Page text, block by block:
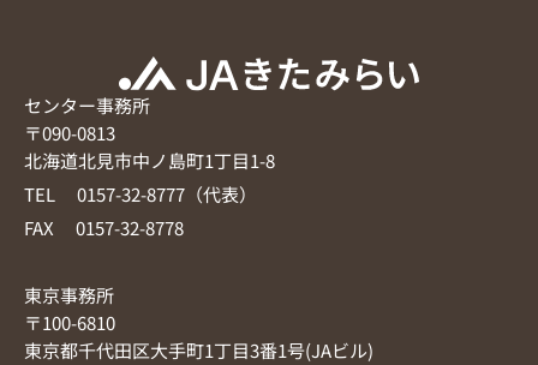
センター事務所
〒090-0813
北海道北見市中ノ島町1丁目1-8
TEL 0157-32-8777（代表）
FAX 0157-32-8778
東京事務所
〒100-6810
東京都千代田区大手町1丁目3番1号(JAビル)